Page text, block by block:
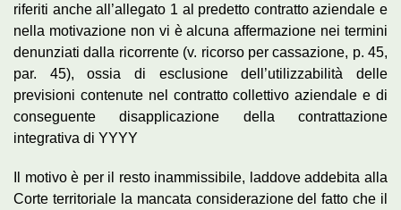
riferiti anche all’allegato 1 al predetto contratto aziendale e
nella motivazione non vi è alcuna affermazione nei termini
denunziati dalla ricorrente (v. ricorso per cassazione, p. 45,
par. 45), ossia di esclusione dell’utilizzabilità delle
previsioni contenute nel contratto collettivo aziendale e di
conseguente disapplicazione della contrattazione
integrativa di YYYY
Il motivo è per il resto inammissibile, laddove addebita alla
Corte territoriale la mancata considerazione del fatto che il